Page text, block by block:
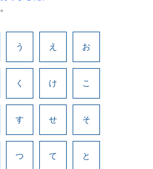
う え お
く け こ
す せ そ
つ て と